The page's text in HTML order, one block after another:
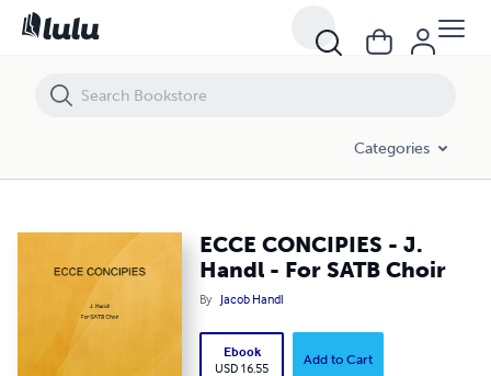
Categories
ECCE CONCIPIES - J.
Handl - For SATB Choir
By Jacob Handl
Ebook
USD 16.55
Add to Cart
ECCE CONCIPIES - J. Handl - For SATB Choir